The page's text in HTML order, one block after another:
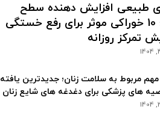
طبیعی افزایش دهنده سطح
انرژی؛ 10 خوراکی موثر برای رفع خستگی
تمرکز روزانه
مربوط به سلامت زنان؛ جدیدترین یافته
های پزشکی برای دغدغه های شایع زنان